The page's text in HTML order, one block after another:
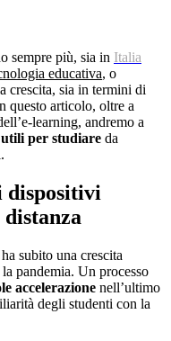
sempre più, sia in Italia
educativa, o
crescita, sia in termini di
questo articolo, oltre a
learning, andremo a
per studiare da
dispositivi
subito una crescita
pandemia. Un processo
accelerazione nell’ultimo
degli studenti con la